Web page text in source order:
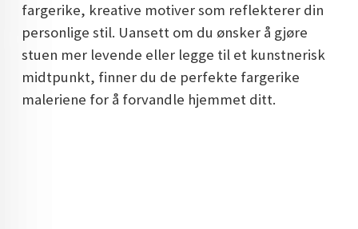
fargerike, kreative motiver som reflekterer din
personlige stil. Uansett om du ønsker å gjøre
stuen mer levende eller legge til et kunstnerisk
midtpunkt, finner du de perfekte fargerike
maleriene for å forvandle hjemmet ditt.